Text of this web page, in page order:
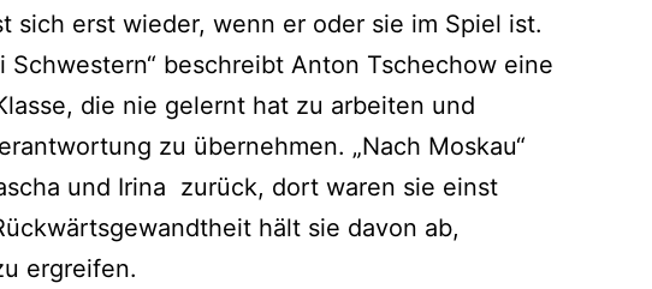
sich erst wieder, wenn er oder sie im Spiel ist.
Schwestern“ beschreibt Anton Tschechow eine
die nie gelernt hat zu arbeiten und
zu übernehmen. „Nach Moskau“
und Irina zurück, dort waren sie einst
hält sie davon ab,
ergreifen.